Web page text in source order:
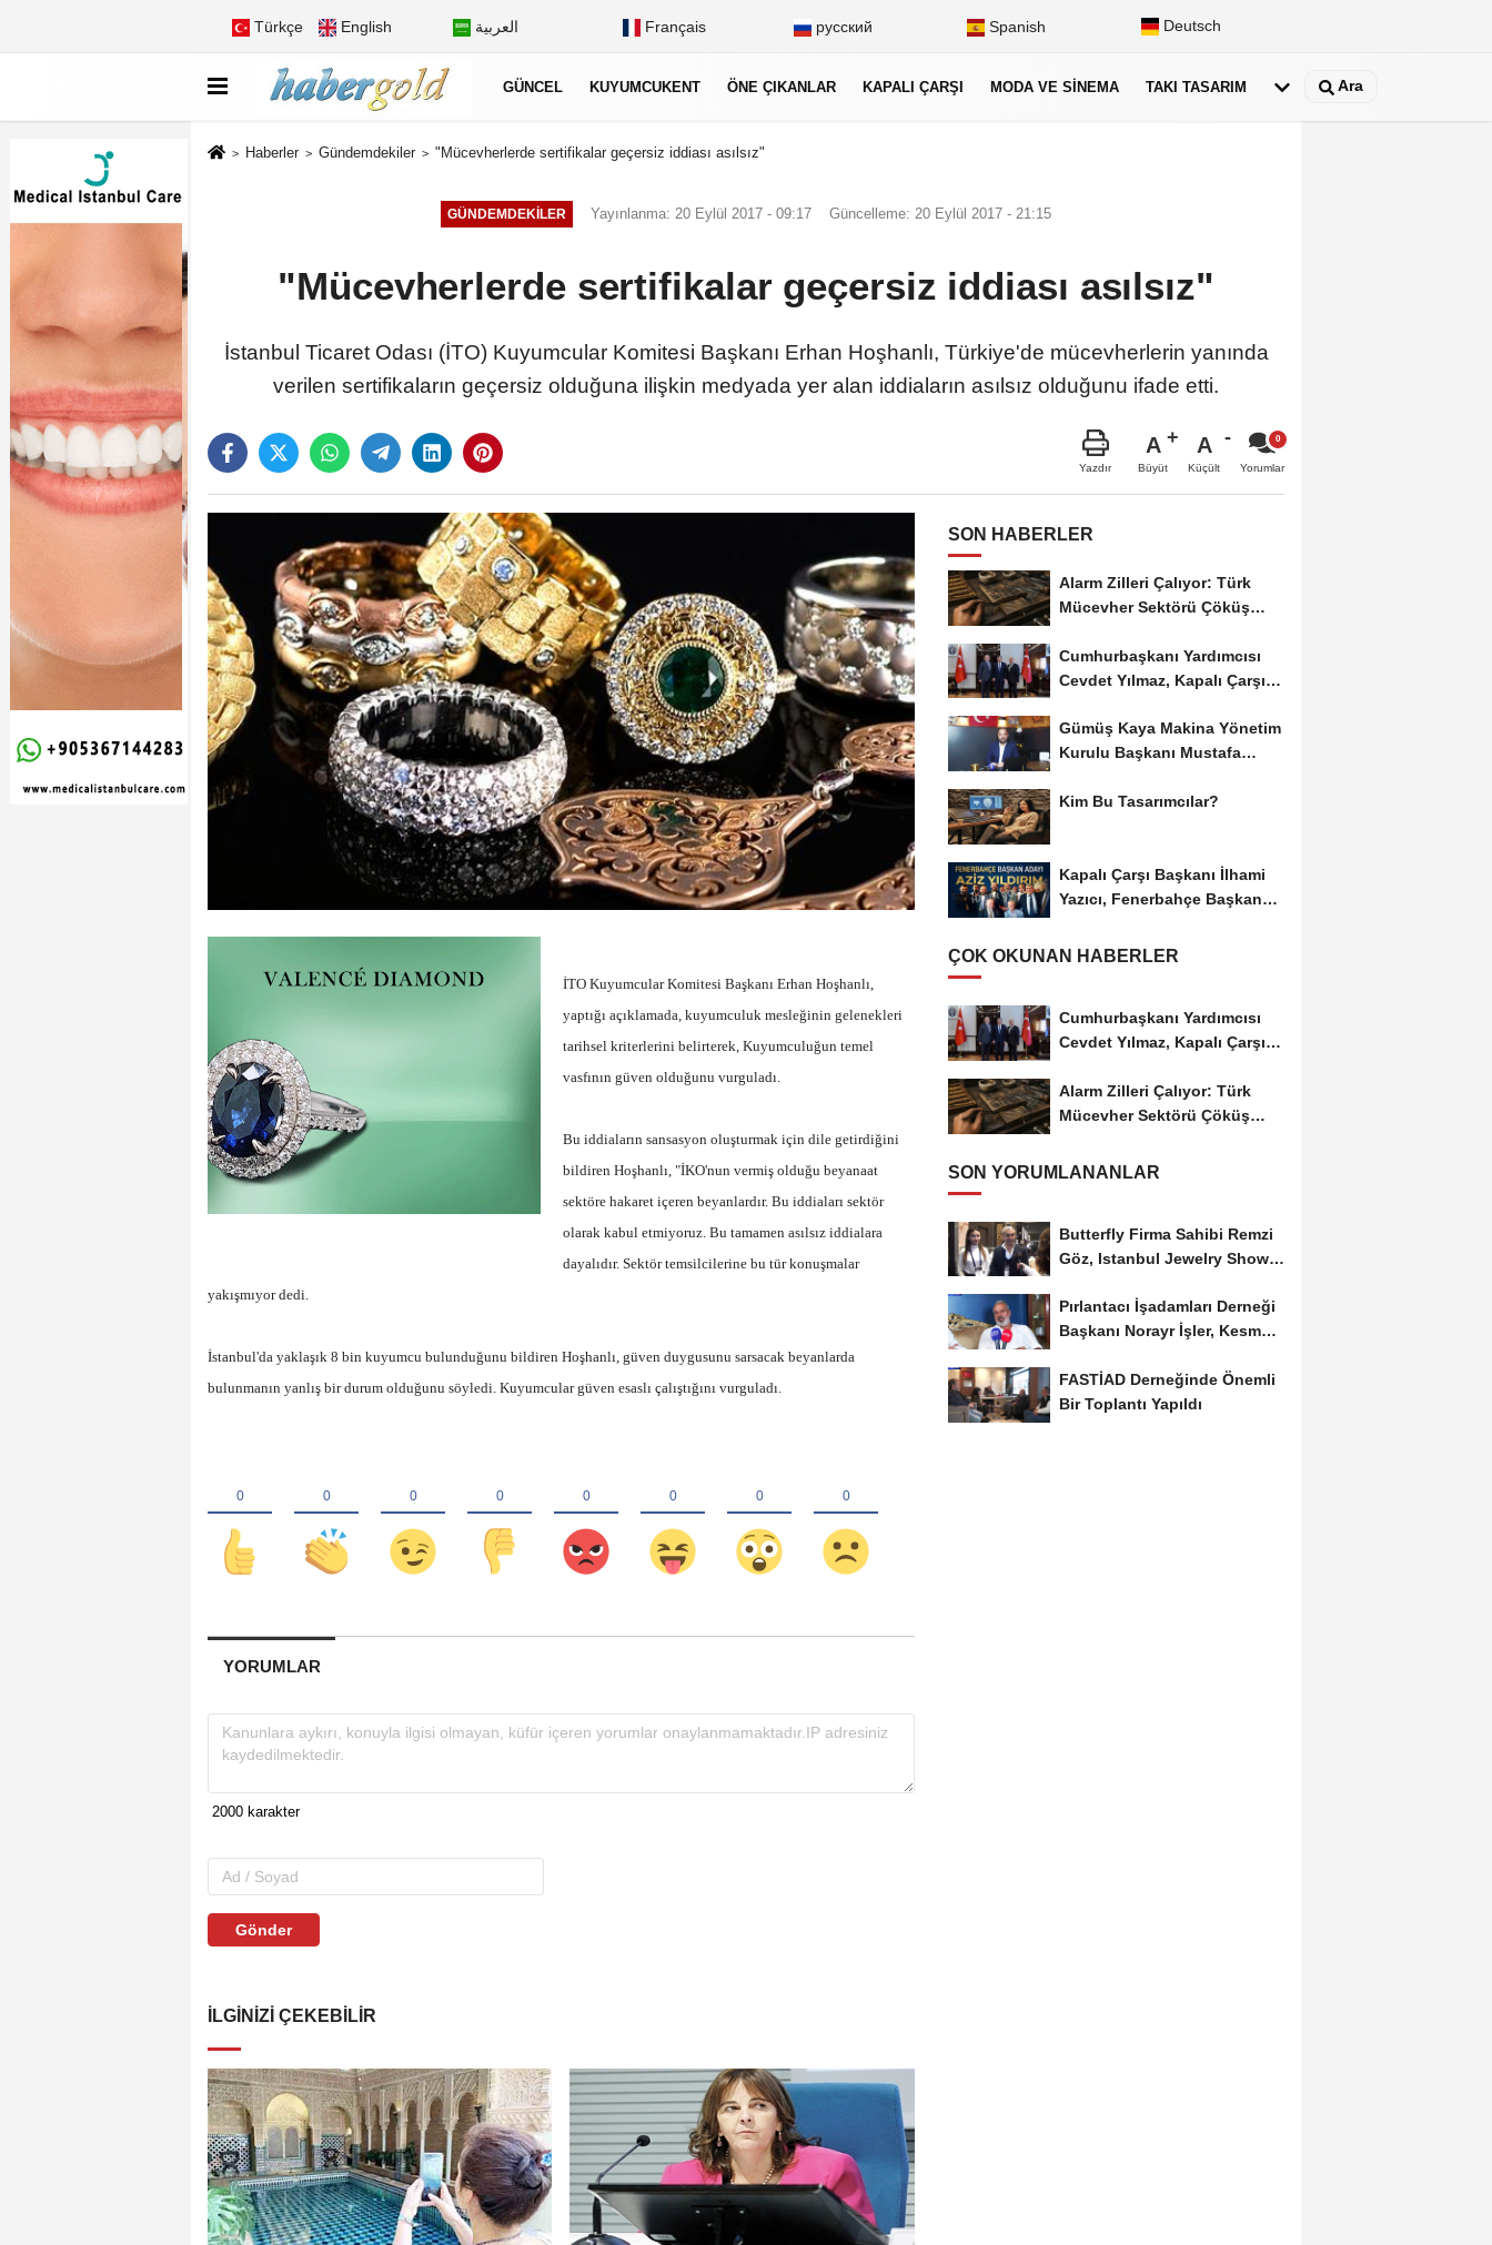
Türkçe English العربية Français русский Spanish Deutsch
GÜNCEL KUYUMCUKENT ÖNE ÇIKANLAR KAPALI ÇARŞI MODA VE SINEMA TAKI TASARIM Ara
Haberler Gündemdekiler "Mücevherlerde sertifikalar geçersiz iddiası asılsız"
GÜNDEMDEKILER Yayınlanma: 20 Eylül 2017 - 09:17 Güncelleme: 20 Eylül 2017 - 21:15
"Mücevherlerde sertifikalar geçersiz iddiası asılsız"
İstanbul Ticaret Odası (İTO) Kuyumcular Komitesi Başkanı Erhan Hoşhanlı, Türkiye'de mücevherlerin yanında
verilen sertifikaların geçersiz olduğuna ilişkin medyada yer alan iddiaların asılsız olduğunu ifade etti.
Yazdır
A
Büyüt
A
Küçült Yorumlar
İTO Kuyumcular Komitesi Başkanı Erhan Hoşhanlı,
yaptığı açıklamada, kuyumculuk mesleğinin gelenekleri
tarihsel kriterlerini belirterek, Kuyumculuğun temel
vasfının güven olduğunu vurguladı.
Bu iddiaların sansasyon oluşturmak için dile getirdiğini
bildiren Hoşhanlı, "İKO'nun vermiş olduğu beyanaat
sektöre hakaret içeren beyanlardır. Bu iddiaları sektör
olarak kabul etmiyoruz. Bu tamamen asılsız iddialara
dayalıdır. Sektör temsilcilerine bu tür konuşmalar
yakışmıyor dedi.
İstanbul'da yaklaşık 8 bin kuyumcu bulunduğunu bildiren Hoşhanlı, güven duygusunu sarsacak beyanlarda
bulunmanın yanlış bir durum olduğunu söyledi. Kuyumcular güven esaslı çalıştığını vurguladı.
YORUMLAR
Gönder
İLGINIZI ÇEKEBILIR
SON HABERLER
Alarm Zilleri Çalıyor: Türk
Mücevher Sektörü Çöküş
Cumhurbaşkanı Yardımcısı
Cevdet Yılmaz, Kapalı Çarşı
Gümüş Kaya Makina Yönetim
Kurulu Başkanı Mustafa
Kim Bu Tasarımcılar?
Kapalı Çarşı Başkanı İlhami
Yazıcı, Fenerbahçe Başkan
ÇOK OKUNAN HABERLER
Cumhurbaşkanı Yardımcısı
Cevdet Yılmaz, Kapalı Çarşı
Alarm Zilleri Çalıyor: Türk
Mücevher Sektörü Çöküş
SON YORUMLANANLAR
Butterfly Firma Sahibi Remzi
Göz, Istanbul Jewelry Show
Pırlantacı İşadamları Derneği
Başkanı Norayr İşler, Kesme
FASTİAD Derneğinde Önemli
Bir Toplantı Yapıldı